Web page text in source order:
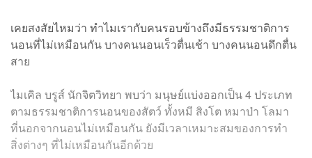
เคยสงสัยไหมว่า ทำไมเรากับคนรอบข้างถึงมีธรรมชาติการ
นอนที่ไม่เหมือนกัน บางคนนอนเร็วตื่นเช้า บางคนนอนดึกตื่น
สาย
ไมเคิล บรูส์ นักจิตวิทยา พบว่า มนุษย์แบ่งออกเป็น 4 ประเภท
ตามธรรมชาติการนอนของสัตว์ ทั้งหมี สิงโต หมาป่า โลมา
ที่นอกจากนอนไม่เหมือนกัน ยังมีเวลาเหมาะสมของการทำ
สิ่งต่างๆ ที่ไม่เหมือนกันอีกด้วย